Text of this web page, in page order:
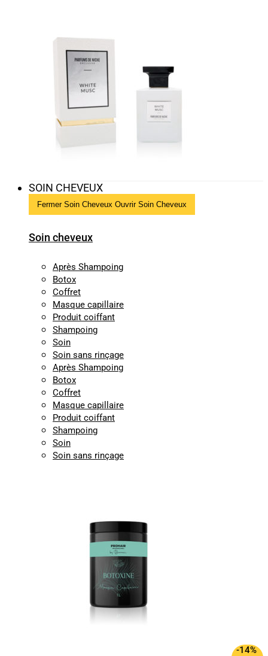
SOIN CHEVEUX
Fermer Soin Cheveux Ouvrir Soin Cheveux
Soin cheveux
Après Shampoing
Botox
Coffret
Masque capillaire
Produit coiffant
Shampoing
Soin
Soin sans rinçage
Après Shampoing
Botox
Coffret
Masque capillaire
Produit coiffant
Shampoing
Soin
Soin sans rinçage
-14%